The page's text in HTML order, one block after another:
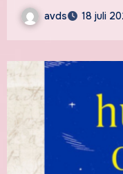
avds 18 juli